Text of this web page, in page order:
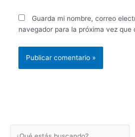
Guarda mi nombre, correo
navegador para la próxima vez que